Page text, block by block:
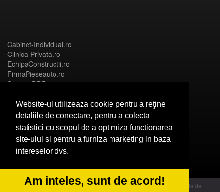
Website-ul utilizeaza cookie pentru a reţine
detaliile de conectare, pentru a colecta
statistici cu scopul de a optimiza functionarea
site-ului si pentru a furniza marketing in baza
intereselor dvs.
Am inteles, sunt de acord!
Cabinet-Individual.ro
Clinica-Privata.ro
EchipaConstructii.ro
FirmaPieseauto.ro
Servicii-DDD.com
Birouri-Cadastru.ro
CramaVinuri.ro
FirmaTractariAuto.ro
© 2014 Powered by OdinMedia | este inscrisa la Autoritatea Nationala de